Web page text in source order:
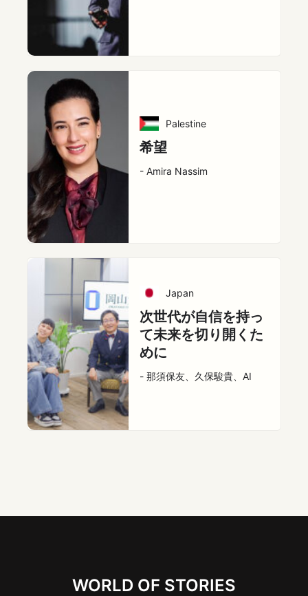
Palestine
希望
- Amira Nassim
Japan
次世代が自信を持っ
て未来を切り開くた
めに
- 那須保友、久保駿貴、AI
WORLD OF STORIES